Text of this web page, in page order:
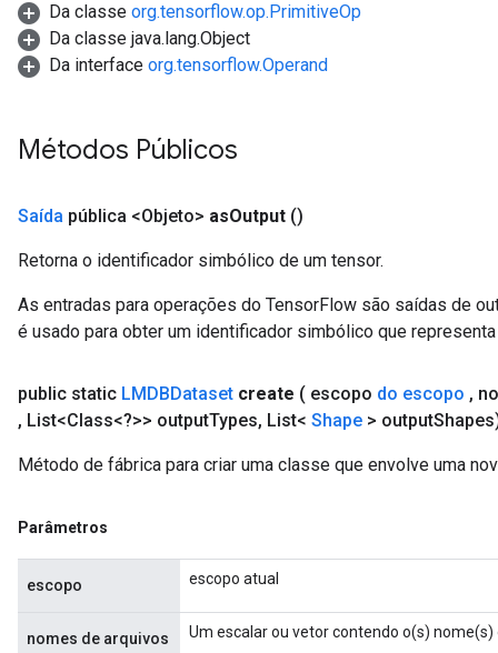
Da classe org.tensorflow.op.PrimitiveOp
Da classe java.lang.Object
Da interface org.tensorflow.Operand
Métodos Públicos
Saída pública <Objeto> asOutput ()
Retorna o identificador simbólico de um tensor.
As entradas para operações do TensorFlow são saídas de
é usado para obter um identificador simbólico que
public static LMDBDataset create ( escopo do escopo ,
, List<Class<?>> outputTypes, List< Shape > output
Método de fábrica para criar uma classe que envolve uma
Parâmetros
escopo escopo atual
nomes de arquivos Um escalar ou vetor contendo o(s)